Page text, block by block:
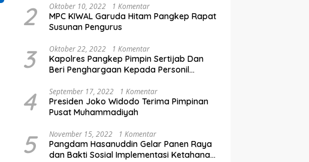
2 Oktober 10, 2022 1 Komentar
MPC KIWAL Garuda Hitam Pangkep Rapat
Susunan Pengurus
3 Oktober 22, 2022 1 Komentar
Kapolres Pangkep Pimpin Sertijab Dan
Beri Penghargaan Kepada Personil
4 September 17, 2022 1 Komentar
Presiden Joko Widodo Terima Pimpinan
Pusat Muhammadiyah
5 November 15, 2022 1 Komentar
Pangdam Hasanuddin Gelar Panen Raya
dan Bakti Sosial Implementasi Ketahanan